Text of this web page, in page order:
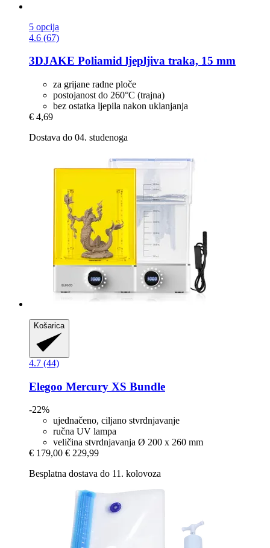
5 opcija
4.6 (67)
3DJAKE Poliamid ljepljiva traka, 15 mm
za grijane radne ploče
postojanost do 260°C (trajna)
bez ostatka ljepila nakon uklanjanja
€ 4,69
Dostava do 04. studenoga
Košarica
4.7 (44)
Elegoo Mercury XS Bundle
-22%
ujednačeno, ciljano stvrdnjavanje
ručna UV lampa
veličina stvrdnjavanja Ø 200 x 260 mm
€ 179,00 € 229,99
Besplatna dostava do 11. kolovoza